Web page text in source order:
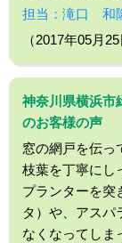
担当：滝口 和
（2017年05月25
神奈川県横浜市
のお客様の声
窓の網戸を伝っ
枝葉を丁寧にし
プランターを突
タ）や、アスパ
なくなってしま